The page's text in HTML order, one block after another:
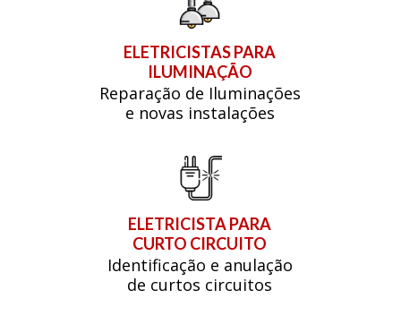
ELETRICISTAS PARA
ILUMINAÇÃO
Reparação de Iluminações
e novas instalações
ELETRICISTA PARA
CURTO CIRCUITO
Identificação e anulação
de curtos circuitos